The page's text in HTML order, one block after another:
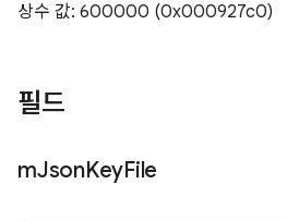
상수 값: 600000 (0x000927c0)
필드
mJsonKeyFile